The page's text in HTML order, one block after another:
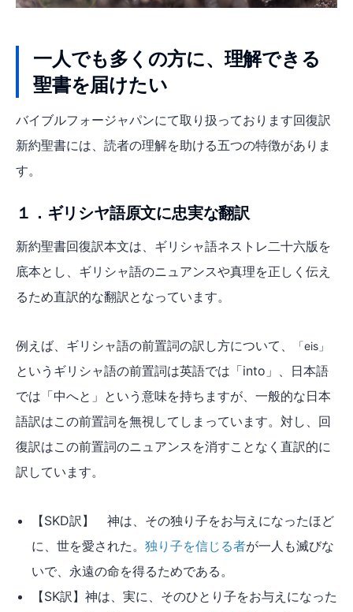
一人でも多くの方に、理解できる
聖書を届けたい
バイブルフォージャパンにて取り扱っております回復訳
新約聖書には、読者の理解を助ける五つの特徴がありま
す。
１．ギリシヤ語原文に忠実な翻訳
新約聖書回復訳本文は、ギリシャ語ネストレ二十六版を
底本とし、ギリシャ語のニュアンスや真理を正しく伝え
るため直訳的な翻訳となっています。
例えば、ギリシャ語の前置詞の訳し方について、 「eis 」
というギリシャ語の前置詞は英語では「into」、日本語
では「中へと」という意味を持ちますが、一般的な日本
語訳はこの前置詞を無視してしまっています。対し、回
復訳はこの前置詞のニュアンスを消すことなく直訳的に
訳しています。
【SKD訳】 神は、その独り子をお与えになったほど
に、世を愛された。 独り子を信じる者が一人も滅びな
いで、永遠の命を得るためである。
【SK訳】神は、実に、そのひとり子をお与えになった